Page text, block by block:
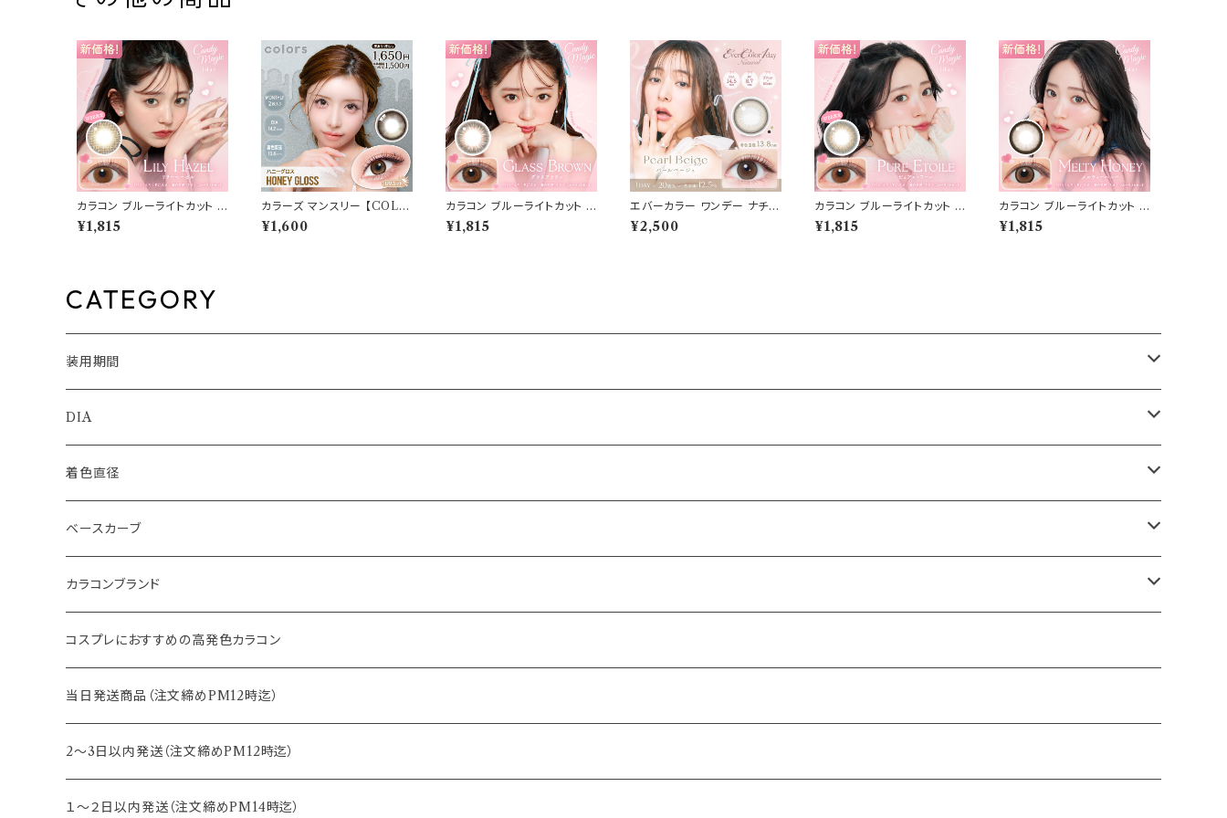
カラコン ブルーライトカット キ
ャンディーマジック ワンデー
【COLOR：リリーヘーゼル】1
トレンズ
¥1,815
カラーズ マンスリー 【COLO
R：ハニーグロス】 【1箱2枚入】
【 一条響 イメージモデル 】 韓
¥1,600
カラコン ブルーライトカット キ
ャンディーマジック ワンデー
【COLOR：グラスブラウン】1
¥1,815
エバーカラー ワンデー ナチュ
ラル【パールベージュ】1箱20
枚 14.5mm 度なし 度あり カ
¥2,500
カラコン ブルーライトカット キ
ャンディーマジック ワンデー
【COLOR：ピュアエトワール】
¥1,815
カラコン ブルーライトカット キ
ャンディーマジック ワンデー
【COLOR：メルティハニー】1
¥1,815
CATEGORY
装用期間
1day
1month
2ｗeek
DIA
14.0mm
14.1mm
14.2mm
14.5mm
15.0mm
14.4mm
着色直径
12.5mm
12.8mm
13.0mm
13.2mm
13.3mm
13.4mm
ベースカーブ
8.6mm
8.7mm
8.8mm
8.5mm
カラコンブランド
エバーカラー
エヌズコレクション
トパーズ
キャンディーマジック
コスプレにおすすめの高発色カラコン
当日発送商品（注文締めPM12時迄）
2～3日以内発送（注文締めPM12時迄）
１～２日以内発送（注文締めPM14時迄）